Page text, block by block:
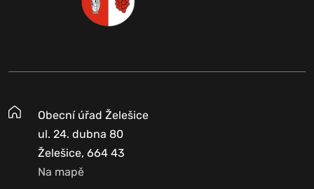
Obecní úřad Želešice
ul. 24. dubna 80
Želešice, 664 43
Na mapě